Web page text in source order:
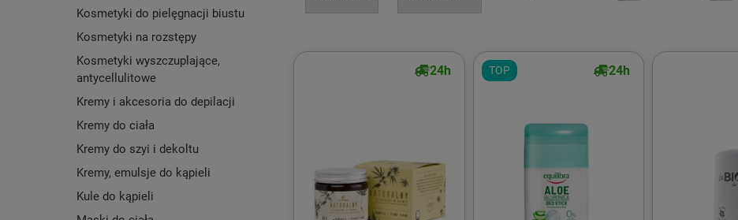
Kosmetyki do pielęgnacji biustu
Kosmetyki na rozstępy
Kosmetyki wyszczuplające,
antycellulitowe
Kremy i akcesoria do depilacji
Kremy do ciała
Kremy do szyi i dekoltu
Kremy, emulsje do kąpieli
Kule do kąpieli
24h TOP 24h